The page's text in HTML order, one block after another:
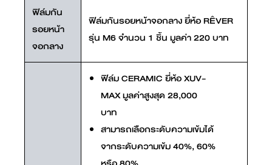
ฟิล์มกัน
รอยหน้า
จอกลาง
ฟิล์มกันรอยหน้าจอกลาง ยี่ห้อ RÊVER
รุ่น M6 จำนวน 1 ชิ้น มูลค่า 220 บาท
ฟิล์ม CERAMIC ยี่ห้อ XUV-
MAX มูลค่าสูงสุด 28,000
บาท
สามารถเลือกระดับความเข้มได้
จากระดับความเข้ม 40%, 60%